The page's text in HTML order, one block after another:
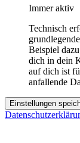
Immer aktiv
Technisch
Beispiel
dich in dein
auf dich ist
anfallende
Einstellungen